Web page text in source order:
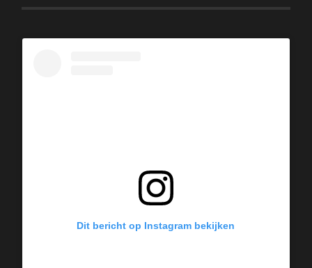
Dit bericht op Instagram bekijken